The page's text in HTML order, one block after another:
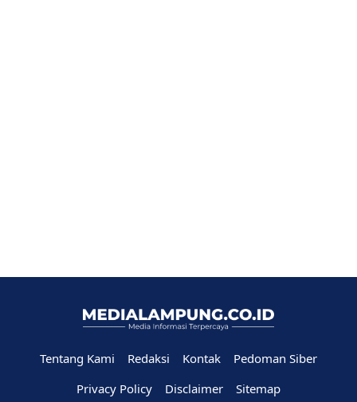
Tentang Kami Redaksi Kontak
Pedoman Siber
Privacy Policy
Disclaimer Sitemap